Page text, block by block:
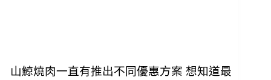
山鯨燒肉一直有推出不同優惠方案 想知道最